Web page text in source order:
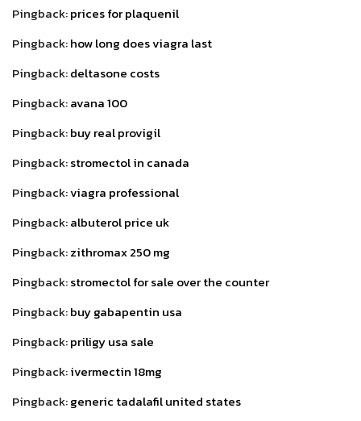
Pingback:prices for plaquenil
Pingback:how long does viagra last
Pingback:deltasone costs
Pingback:avana 100
Pingback:buy real provigil
Pingback:stromectol in canada
Pingback:viagra professional
Pingback:albuterol price uk
Pingback:zithromax 250 mg
Pingback:stromectol for sale over the counter
Pingback:buy gabapentin usa
Pingback:priligy usa sale
Pingback:ivermectin 18mg
Pingback:generic tadalafil united states